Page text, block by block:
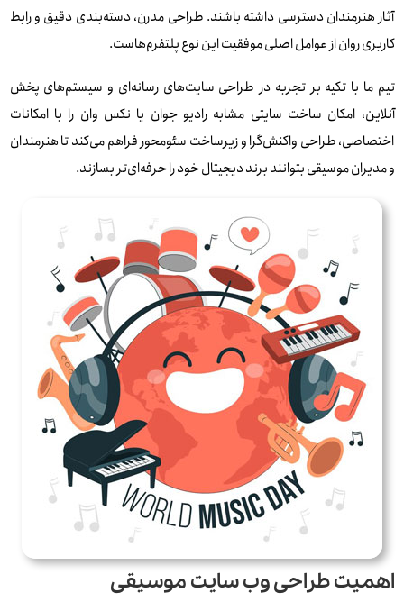
آثار هنرمندان دسترسی داشته باشند. طراحی مدرن، دسته‌بندی دقیق و رابط
کاربری روان از عوامل اصلی موفقیت این نوع پلتفرم‌هاست.
تیم ما با تکیه بر تجربه در طراحی سایت‌های رسانه‌ای و سیستم‌های پخش
آنلاین، امکان ساخت سایتی مشابه رادیو جوان یا نکس وان را با امکانات
اختصاصی، طراحی واکنش‌گرا و زیرساخت سئو‌محور فراهم می‌کند تا هنرمندان
و مدیران موسیقی بتوانند برند دیجیتال خود را حرفه‌ای‌تر بسازند.
اهمیت طراحی وب سایت موسیقی